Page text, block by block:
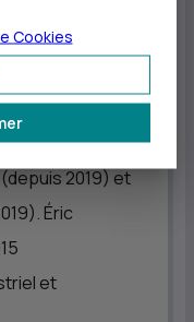
de
de
de la
2019) et
Éric
et
Cookies